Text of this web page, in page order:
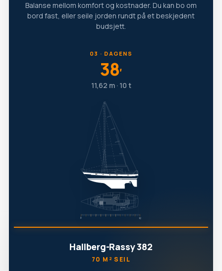
Balanse mellom komfort og kostnader. Du kan bo om
bord fast, eller seile jorden rundt på et beskjedent
budsjett.
03 · DAGENS
38′
11,62 m · 10 t
Hallberg-Rassy 382
70 M² SEIL